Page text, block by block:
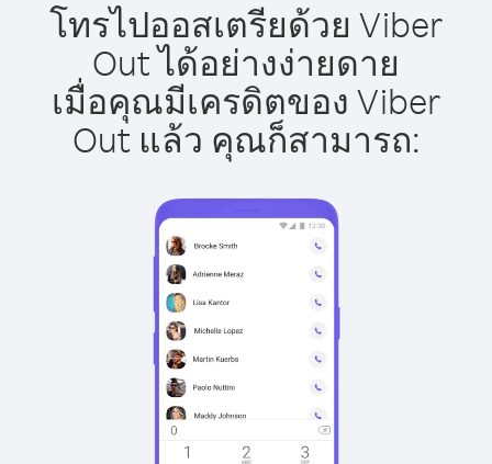
โทรไปออสเตรียด้วย Viber
Out ได้อย่างง่ายดาย
เมื่อคุณมีเครดิตของ Viber
Out แล้ว คุณก็สามารถ: